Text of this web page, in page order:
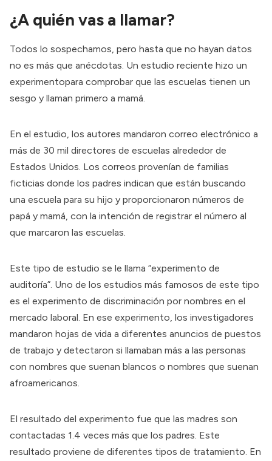
¿A quién vas a llamar?
Todos lo sospechamos, pero hasta que no hayan datos
no es más que anécdotas. Un estudio reciente hizo un
experimentopara comprobar que las escuelas tienen un
sesgo y llaman primero a mamá.
En el estudio, los autores mandaron correo electrónico a
más de 30 mil directores de escuelas alrededor de
Estados Unidos. Los correos provenían de familias
ficticias donde los padres indican que están buscando
una escuela para su hijo y proporcionaron números de
papá y mamá, con la intención de registrar el número al
que marcaron las escuelas.
Este tipo de estudio se le llama “experimento de
auditoría”. Uno de los estudios más famosos de este tipo
es el experimento de discriminación por nombres en el
mercado laboral. En ese experimento, los investigadores
mandaron hojas de vida a diferentes anuncios de puestos
de trabajo y detectaron si llamaban más a las personas
con nombres que suenan blancos o nombres que suenan
afroamericanos.
El resultado del experimento fue que las madres son
contactadas 1.4 veces más que los padres. Este
resultado proviene de diferentes tipos de tratamiento. En